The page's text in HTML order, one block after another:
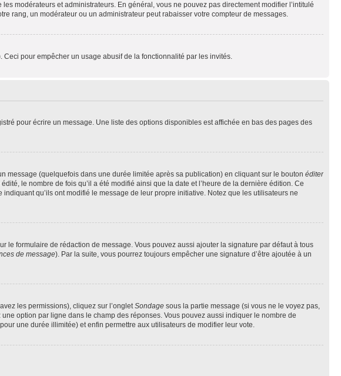
modérateurs et administrateurs. En général, vous ne pouvez pas directement modifier l’intitulé
rang, un modérateur ou un administrateur peut rabaisser votre compteur de messages.
pour empêcher un usage abusif de la fonctionnalité par les invités.
pour écrire un message. Une liste des options disponibles est affichée en bas des pages des
message (quelquefois dans une durée limitée après sa publication) en cliquant sur le bouton éditer
le nombre de fois qu’il a été modifié ainsi que la date et l’heure de la dernière édition. Ce
qu’ils ont modifié le message de leur propre initiative. Notez que les utilisateurs ne
le formulaire de rédaction de message. Vous pouvez aussi ajouter la signature par défaut à tous
de message). Par la suite, vous pourrez toujours empêcher une signature d’être ajoutée à un
les permissions), cliquez sur l’ongletSondage sous la partie message (si vous ne le voyez pas,
option par ligne dans le champ des réponses. Vous pouvez aussi indiquer le nombre de
une durée illimitée) et enfin permettre aux utilisateurs de modifier leur vote.